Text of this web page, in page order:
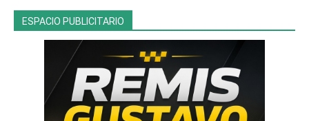
ESPACIO PUBLICITARIO